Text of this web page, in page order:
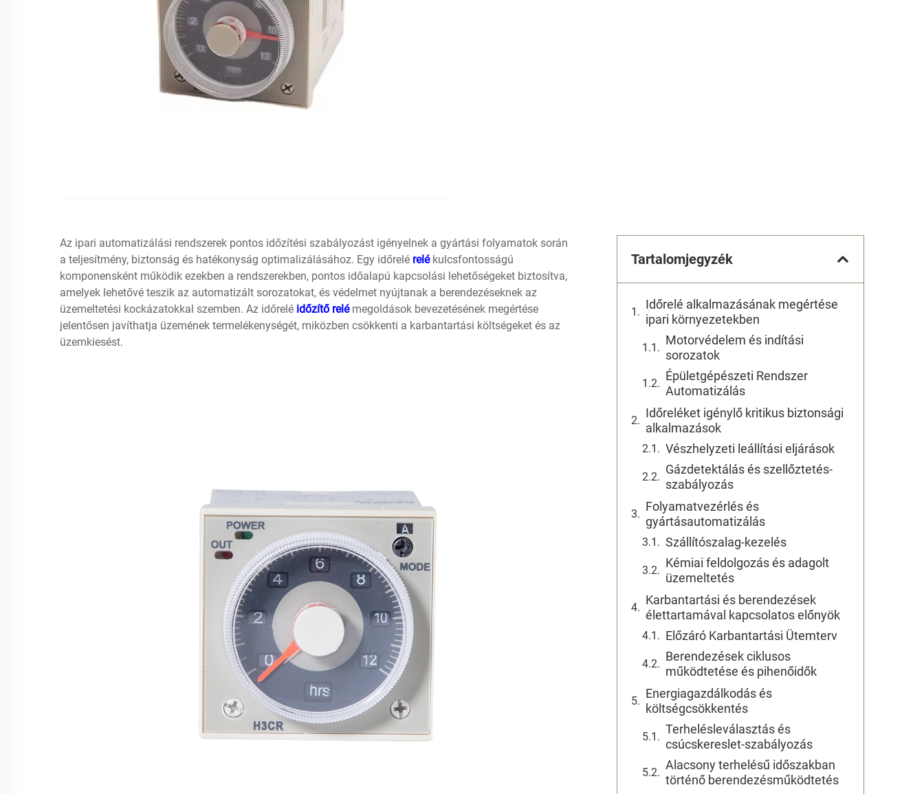
Az ipari automatizálási rendszerek pontos időzítési szabályozást igényelnek a gyártási folyamatok során
a teljesítmény, biztonság és hatékonyság optimalizálásához. Egy időrelé relé kulcsfontosságú
komponensként működik ezekben a rendszerekben, pontos időalapú kapcsolási lehetőségeket biztosítva,
amelyek lehetővé teszik az automatizált sorozatokat, és védelmet nyújtanak a berendezéseknek az
üzemeltetési kockázatokkal szemben. Az időrelé időzítő relé megoldások bevezetésének megértése
jelentősen javíthatja üzemének termelékenységét, miközben csökkenti a karbantartási költségeket és az
üzemkiesést.
Tartalomjegyzék
Időrelé alkalmazásának megértése
ipari környezetekben
Motorvédelem és indítási
sorozatok
Épületgépészeti Rendszer
Automatizálás
Időreléket igénylő kritikus biztonsági
alkalmazások
Vészhelyzeti leállítási eljárások
Gázdetektálás és szellőztetés-
szabályozás
Folyamatvezérlés és
gyártásautomatizálás
Szállítószalag-kezelés
Kémiai feldolgozás és adagolt
üzemeltetés
Karbantartási és berendezések
élettartamával kapcsolatos előnyök
Előzáró Karbantartási Ütemterv
Berendezések ciklusos
működtetése és pihenőidők
Energiagazdálkodás és
költségcsökkentés
Terhelésleválasztás és
csúcskereslet-szabályozás
Alacsony terhelésű időszakban
történő berendezésműködtetés